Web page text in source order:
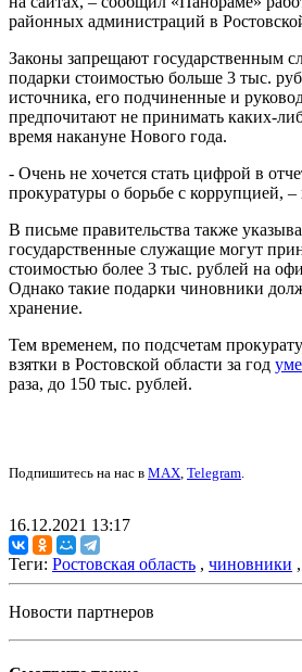
районных администраций в
Законы запрещают государственным
подарки стоимостью больше 3 тыс.
источника, его подчиненные и
предпочитают не принимать каких-
время накануне Нового года.
- Очень не хочется стать цифрой в
прокуратуры о борьбе с коррупцией,
В письме правительства также
государственные служащие могут
стоимостью более 3 тыс. рублей на
Однако такие подарки чиновники
хранение.
Тем временем, по подсчетам
взятки в Ростовской области за год
раза, до 150 тыс. рублей.
Подпишитесь на нас в MAX, Telegram.
16.12.2021 13:17
Теги: Ростовская область , чиновники ,
Новости партнеров